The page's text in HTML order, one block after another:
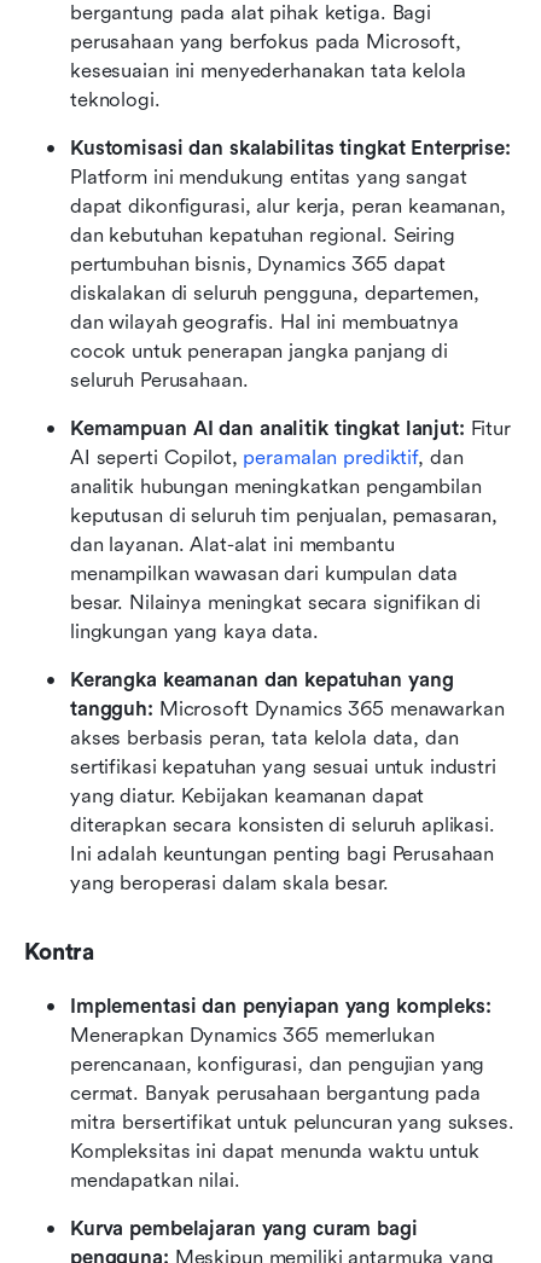
bergantung pada alat pihak ketiga. Bagi
perusahaan yang berfokus pada Microsoft,
kesesuaian ini menyederhanakan tata kelola
teknologi.
Platform ini mendukung entitas yang sangat
dapat dikonfigurasi, alur kerja, peran keamanan,
dan kebutuhan kepatuhan regional. Seiring
pertumbuhan bisnis, Dynamics 365 dapat
diskalakan di seluruh pengguna, departemen,
dan wilayah geografis. Hal ini membuatnya
cocok untuk penerapan jangka panjang di
seluruh Perusahaan.
Kemampuan AI dan analitik tingkat lanjut: Fitur
AI seperti Copilot, peramalan prediktif, dan
analitik hubungan meningkatkan pengambilan
keputusan di seluruh tim penjualan, pemasaran,
dan layanan. Alat-alat ini membantu
menampilkan wawasan dari kumpulan data
besar. Nilainya meningkat secara signifikan di
lingkungan yang kaya data.
Kerangka keamanan dan kepatuhan yang
tangguh: Microsoft Dynamics 365 menawarkan
akses berbasis peran, tata kelola data, dan
sertifikasi kepatuhan yang sesuai untuk industri
yang diatur. Kebijakan keamanan dapat
diterapkan secara konsisten di seluruh aplikasi.
Ini adalah keuntungan penting bagi Perusahaan
yang beroperasi dalam skala besar.
Kontra
Menerapkan Dynamics 365 memerlukan
perencanaan, konfigurasi, dan pengujian yang
cermat. Banyak perusahaan bergantung pada
mitra bersertifikat untuk peluncuran yang sukses.
Kompleksitas ini dapat menunda waktu untuk
mendapatkan nilai.
Kurva pembelajaran yang curam bagi
pengguna: Meskipun memiliki antarmuka yang